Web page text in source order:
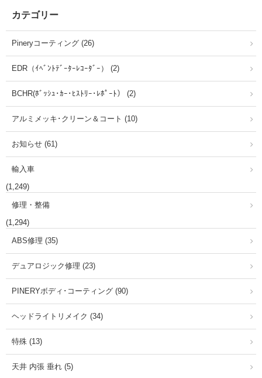
カテゴリー
Pineryコーティング (26)
EDR（ｲﾍﾞﾝﾄﾃﾞｰﾀｰﾚｺｰﾀﾞｰ） (2)
BCHR(ﾎﾞｯｼｭ･ｶｰ･ﾋｽﾄﾘｰ･ﾚﾎﾟｰﾄ） (2)
アルミメッキ･クリーン＆コート (10)
お知らせ (61)
輸入車
(1,249)
修理・整備
(1,294)
ABS修理 (35)
デュアロジック修理 (23)
PINERYボディ･コーティング (90)
ヘッドライトリメイク (34)
特殊 (13)
天井 内張 垂れ (5)